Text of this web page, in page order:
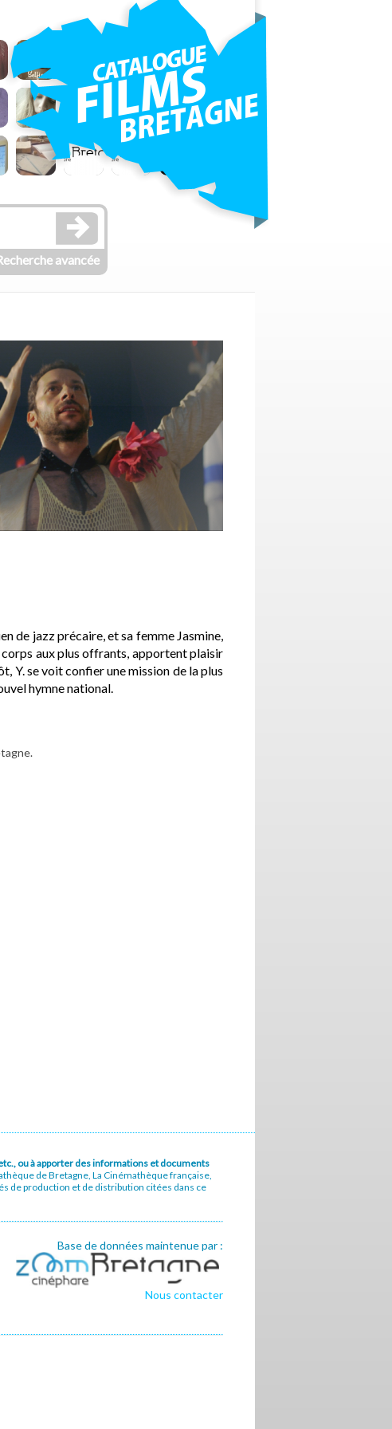
avancée
de jazz précaire, et sa femme Jasmine,
corps aux plus offrants, apportent plaisir
Y. se voit confier une mission de la plus
hymne national.
ou à apporter des informations et documents
de Bretagne, La Cinémathèque française,
de production et de distribution citées dans ce
Base de données maintenue par :
Nous contacter